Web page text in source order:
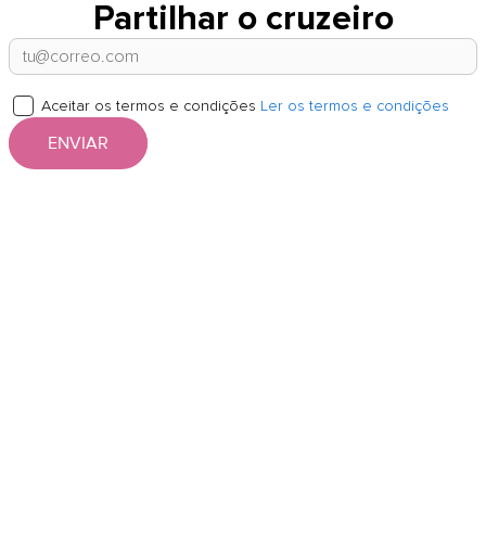
Partilhar o cruzeiro
Aceitar os termos e condições Ler os termos e condições
ENVIAR